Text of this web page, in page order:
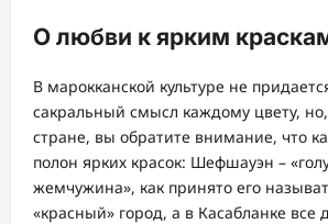
О любви к ярким
В марокканской культуре не
сакральный смысл каждому цвету,
стране, вы обратите внимание, что
полон ярких красок: Шефшауэн –
жемчужина», как принято его
«красный» город, а в Касабланке все